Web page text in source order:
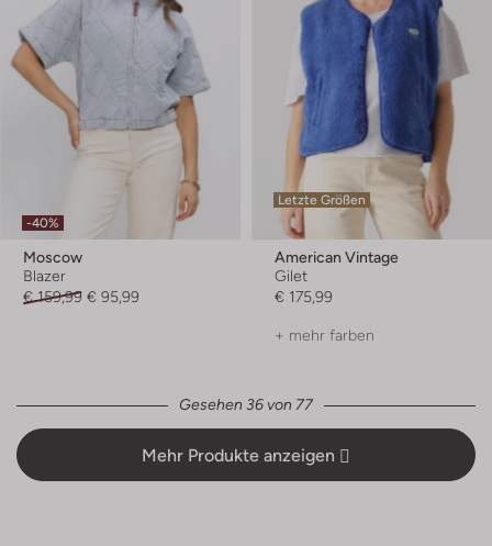
-40%
Moscow
Blazer
€ 159,99 € 95,99
Letzte Größen
American Vintage
Gilet
€ 175,99
+ mehr farben
Gesehen 36 von 77
Mehr Produkte anzeigen